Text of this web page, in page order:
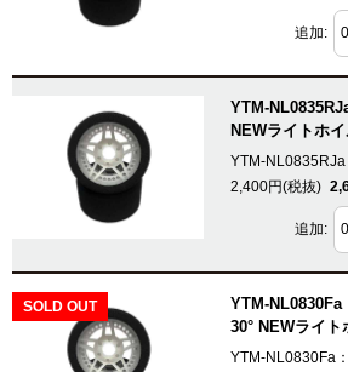
追加:
YTM-
NEWライトホ
Edition/76mm】
YTM-NL0835RJa
2,400円(税抜)
追加:
YTM-
30° NEWライト
YTM-NL0830Fa：
SOLD OUT